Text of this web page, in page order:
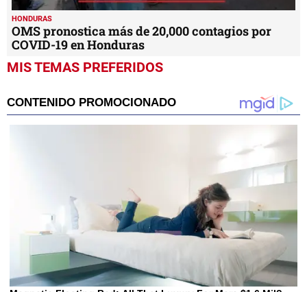
HONDURAS
OMS pronostica más de 20,000 contagios por
COVID-19 en Honduras
MIS TEMAS PREFERIDOS